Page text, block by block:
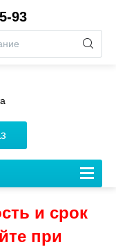
06
93
и срок
при